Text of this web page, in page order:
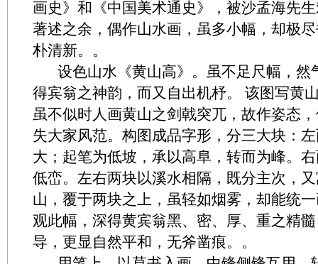
画史》和《中国美术通史》，被沙孟海先
著述之余，偶作山水画，虽多小幅，却极
朴清新。。
设色山水《黄山高》。虽不足尺幅，然
得宾翁之神韵，而又自出机杼。 该图写黄
虽不似时人画黄山之剑戟突兀，故作姿态
失大家风范。构图成品字形，分三大块：
大；起笔为低坡，承以高阜，转而为峰。
低峦。左右两块以溪水相隔，既分主次，
山，覆于两块之上，虽轻如烟雾，却能统
观此幅，深得黄宾翁黑、密、厚、重之精
导，更显自然平和，无斧凿痕。。